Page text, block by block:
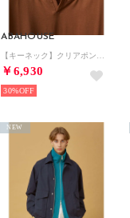
ABAHOUSE
￥6,930
30%
NEW